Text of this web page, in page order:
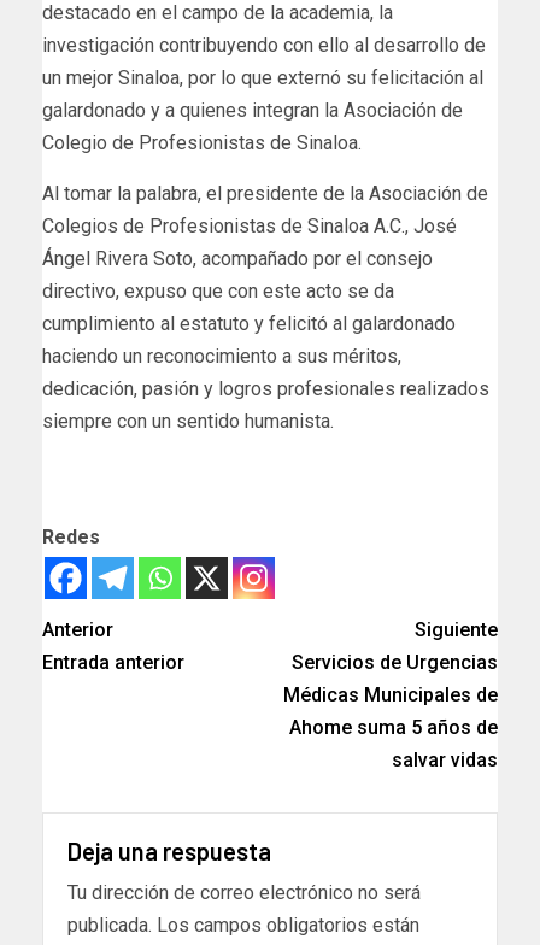
destacado en el campo de la academia, la
investigación contribuyendo con ello al desarrollo de
un mejor Sinaloa, por lo que externó su felicitación al
galardonado y a quienes integran la Asociación de
Colegio de Profesionistas de Sinaloa.
Al tomar la palabra, el presidente de la Asociación de
Colegios de Profesionistas de Sinaloa A.C., José
Ángel Rivera Soto, acompañado por el consejo
directivo, expuso que con este acto se da
cumplimiento al estatuto y felicitó al galardonado
haciendo un reconocimiento a sus méritos,
dedicación, pasión y logros profesionales realizados
siempre con un sentido humanista.
Redes
Anterior
Entrada anterior
Siguiente
Servicios de Urgencias
Médicas Municipales de
Ahome suma 5 años de
salvar vidas
Deja una respuesta
Tu dirección de correo electrónico no será
publicada. Los campos obligatorios están